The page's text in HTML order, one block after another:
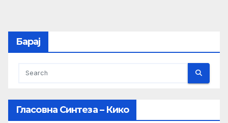
Барај
Гласовна Синтеза – Кико